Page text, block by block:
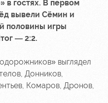
в гостях. В первом
вывели Сёмин и
половины игры
— 2:2.
выглядел
Донников,
Комаров, Дронов,